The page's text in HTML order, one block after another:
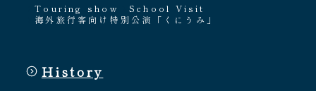
Touring show
School Visit
海外旅行客向け特別公演「くにうみ」
History